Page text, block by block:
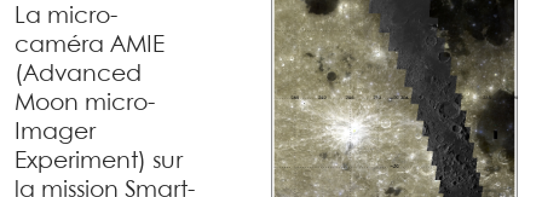
La micro-
caméra AMIE
(Advanced
Moon micro-
Imager
Experiment) sur
la mission Smart-